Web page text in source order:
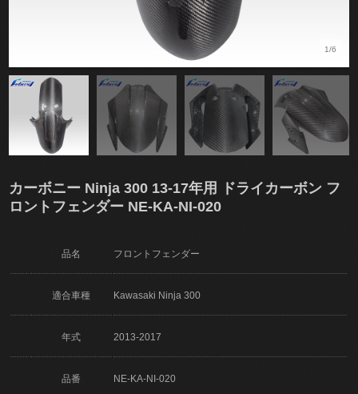
1/6
カーボニー Ninja 300 13-17年用 ドライカーボン フ
ロントフェンダー NE-KA-NI-020
品名 フロントフェンダー
適合車種 Kawasaki Ninja 300
年式 2013-2017
品番 NE-KA-NI-020